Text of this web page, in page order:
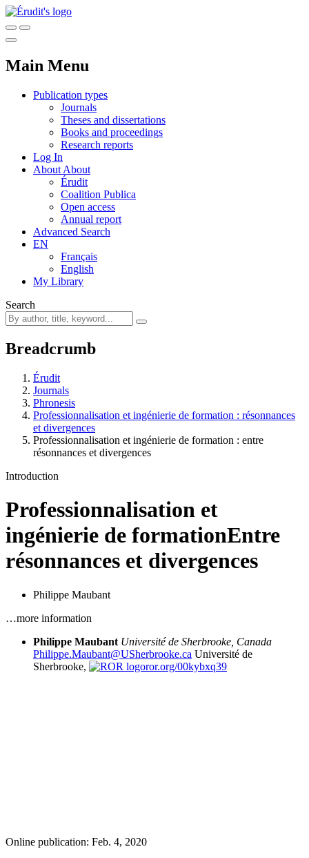
Main Menu
Publication types
Journals
Theses and dissertations
Books and proceedings
Research reports
Log In
About About
Érudit
Coalition Publica
Open access
Annual report
Advanced Search
EN
Français
English
My Library
Search
Breadcrumb
Érudit
Journals
Phronesis
Professionnalisation et ingénierie de formation : résonnances
et divergences
Professionnalisation et ingénierie de formation : entre
résonnances et divergences
Introduction
Professionnalisation et
ingénierie de formationEntre
résonnances et divergences
Philippe Maubant
…more information
Philippe Maubant Université de Sherbrooke, Canada
Philippe.Maubant@USherbrooke.ca Université de
Sherbrooke,
ror.org/00kybxq39
Online publication: Feb. 4, 2020